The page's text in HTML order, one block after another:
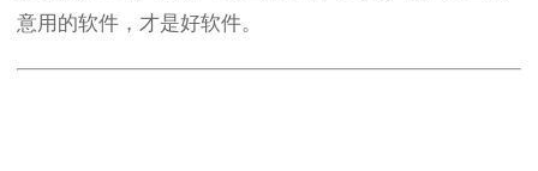
意用的软件，才是好软件。